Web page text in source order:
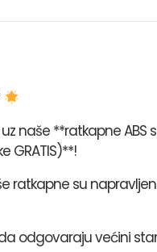
naše **ratkapne
GRATIS)**!
ratkapne su
odgovaraju većini